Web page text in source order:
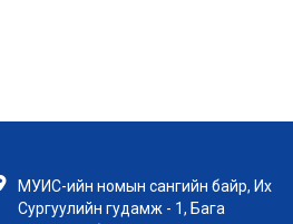
МУИС-ийн номын сангийн байр, Их
Сургуулийн гудамж - 1, Бага